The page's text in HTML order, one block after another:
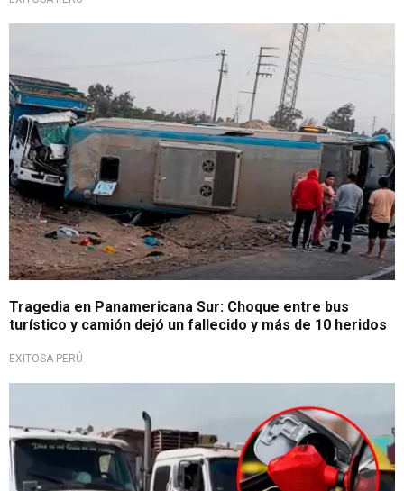
Tragedia en Panamericana Sur: Choque entre bus
turístico y camión dejó un fallecido y más de 10 heridos
EXITOSA PERÚ